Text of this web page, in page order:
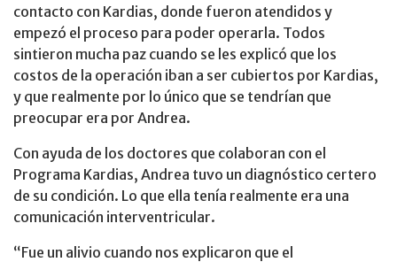
contacto con Kardias, donde fueron atendidos y
empezó el proceso para poder operarla. Todos
sintieron mucha paz cuando se les explicó que los
costos de la operación iban a ser cubiertos por Kardias,
y que realmente por lo único que se tendrían que
preocupar era por Andrea.
Con ayuda de los doctores que colaboran con el
Programa Kardias, Andrea tuvo un diagnóstico certero
de su condición. Lo que ella tenía realmente era una
comunicación interventricular.
“Fue un alivio cuando nos explicaron que el